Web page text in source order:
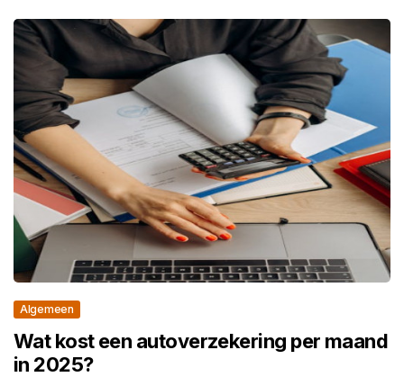
Algemeen
Wat kost een autoverzekering per maand
in 2025?